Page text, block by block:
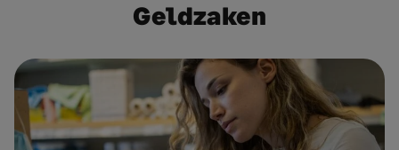
Geldzaken